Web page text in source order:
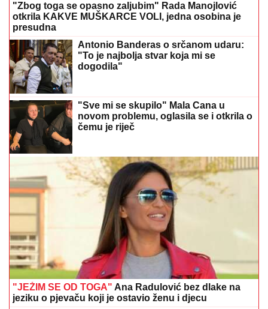
"Zbog toga se opasno zaljubim" Rada Manojlović
otkrila KAKVE MUŠKARCE VOLI, jedna osobina je
presudna
Antonio Banderas o srčanom udaru:
"To je najbolja stvar koja mi se
dogodila"
"Sve mi se skupilo" Mala Cana u
novom problemu, oglasila se i otkrila o
čemu je riječ
"JEŽIM SE OD TOGA" Ana Radulović bez dlake na
jeziku o pjevaču koji je ostavio ženu i djecu